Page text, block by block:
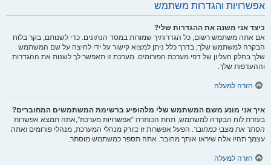
אפשרויות והגדרות משתמש
כיצד אני משנה את ההגדרות שלי?
אם אתה משתמש רשום, כל הגדרותיך שמורות במסד הנתונים. כדי לשנותם, בקר בלוח
הבקרה למשתמש שלך; בדרך כלל ניתן למצוא קישור על ידי לחיצה על שם המשתמש
שלך בחלק העליון של דפי מערכת הפורומים. מערכת זו תאפשר לך לשנות את ההגדרות
וההעדפות שלך.
חזרה למעלה
איך אני מונע משם המשתמש שלי מלהופיע ברשימת המשתמשים המחוברים?
בעזרת לוח הבקרה למשתמש, תחת הכותרת “אפשרויות מערכת”,אתה תמצא אפשרות
הסתר את מצבי כמחובר. הפעל אפשרות זו כןורק מנהלי המערכת, מנהלי פורומים ואתה
עצמך תהיו אלה שיראו אותך מחובר. אתה תספר כמשתמש מוסתר.
חזרה למעלה